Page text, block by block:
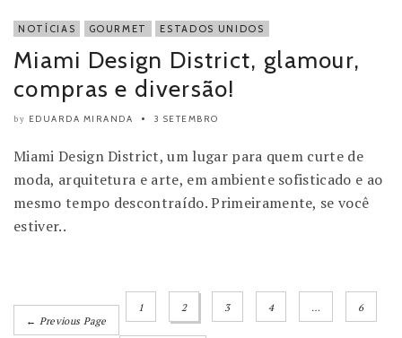
NOTÍCIAS GOURMET ESTADOS UNIDOS
Miami Design District, glamour,
compras e diversão!
by EDUARDA MIRANDA 3 SETEMBRO
Miami Design District, um lugar para quem curte de
moda, arquitetura e arte, em ambiente sofisticado e ao
mesmo tempo descontraído. Primeiramente, se você
estiver..
← Previous Page
1 2 3 4 … 6